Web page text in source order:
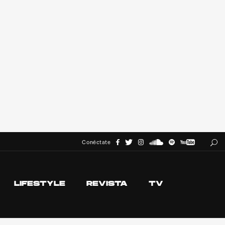
Conéctate
LIFESTYLE REVISTA TV